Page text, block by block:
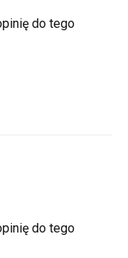
do tego
do tego